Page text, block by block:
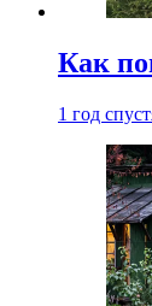
Как
1 год